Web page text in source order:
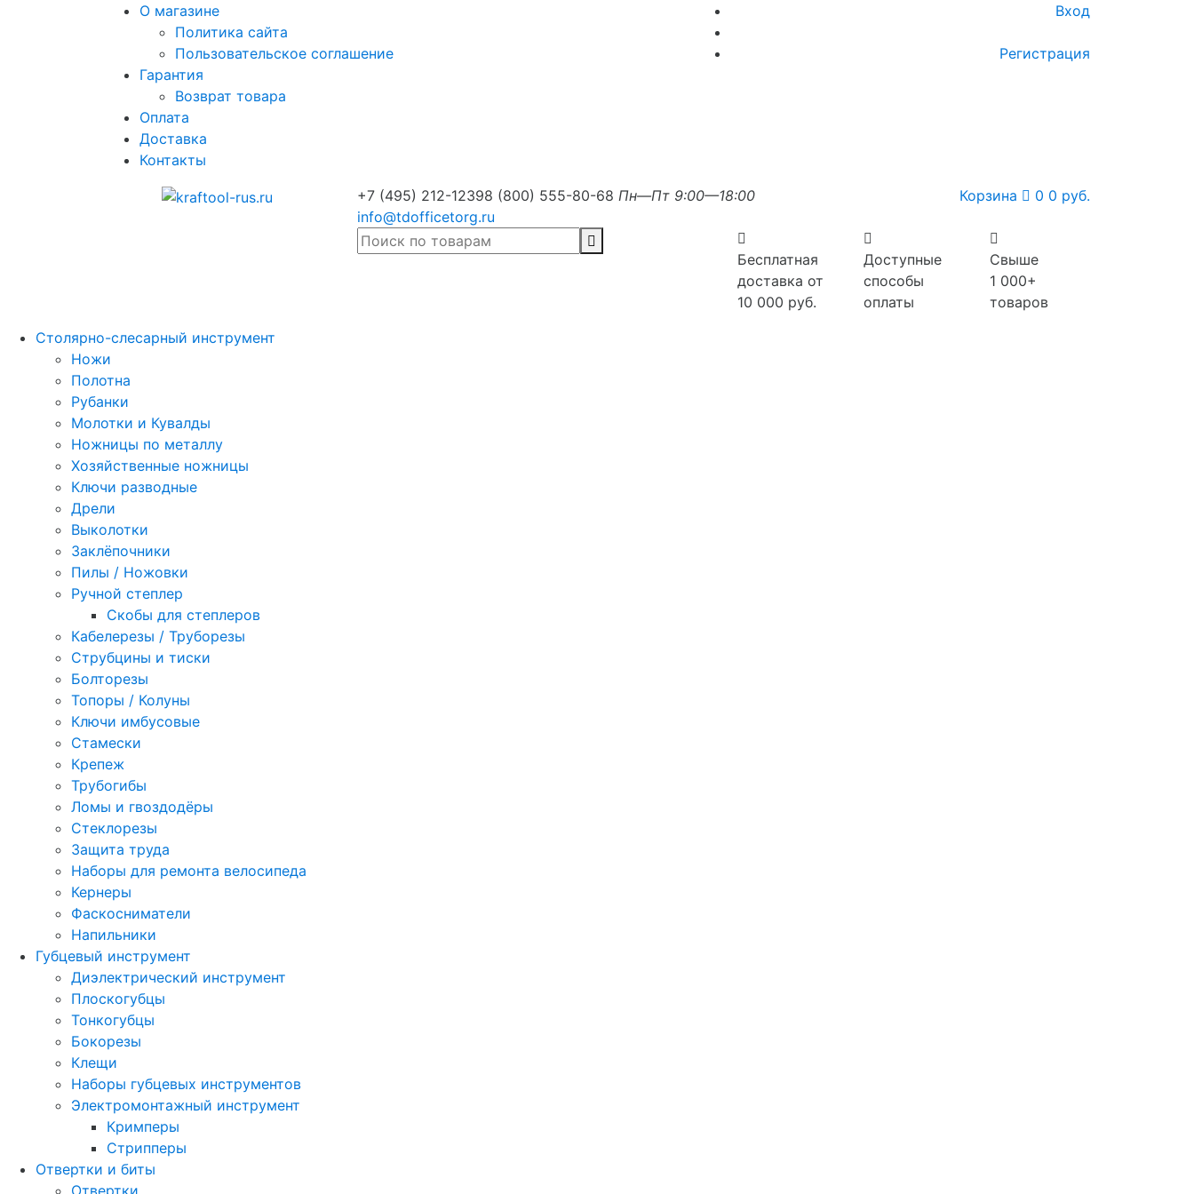
О магазине
Политика сайта
Пользовательское соглашение
Гарантия
Возврат товара
Оплата
Доставка
Контакты
Вход
Регистрация
+7 (495) 212-12398 (800) 555-80-68 Пн—Пт 9:00—18:00
info@tdofficetorg.ru
Корзина 0 0 руб.
Бесплатная
доставка от
10 000 руб.
Доступные
способы
оплаты
Свыше
1 000+
товаров
Столярно-слесарный инструмент
Ножи
Полотна
Рубанки
Молотки и Кувалды
Ножницы по металлу
Хозяйственные ножницы
Ключи разводные
Дрели
Выколотки
Заклёпочники
Пилы / Ножовки
Ручной степлер
Скобы для степлеров
Кабелерезы / Труборезы
Струбцины и тиски
Болторезы
Топоры / Колуны
Ключи имбусовые
Стамески
Крепеж
Трубогибы
Ломы и гвоздодёры
Стеклорезы
Защита труда
Наборы для ремонта велосипеда
Кернеры
Фаскосниматели
Напильники
Губцевый инструмент
Диэлектрический инструмент
Плоскогубцы
Тонкогубцы
Бокорезы
Клещи
Наборы губцевых инструментов
Электромонтажный инструмент
Кримперы
Стрипперы
Отвертки и биты
Отвертки